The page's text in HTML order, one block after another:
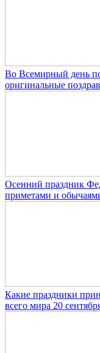
Во Всемирный день
оригинальные
Осенний праздник
приметами и
Какие праздники
всего мира 20